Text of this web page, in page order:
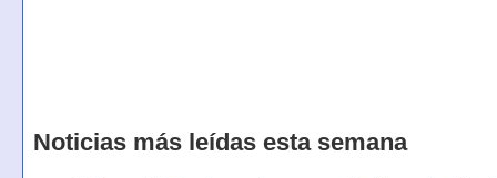
Noticias más leídas esta semana